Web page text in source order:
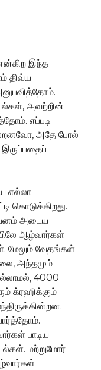
இந்த
திவ்ய
அவற்றின்
எப்படி
அதே போல்
இருப்பதைப்
எல்லா
கொடுக்கிறது.
அடைய
ஆழ்வார்கள்
மேலும் வேதங்கள்
அந்தமும்
4000
க்ரஹிக்கும்
பாடிய
மற்றுமோர்